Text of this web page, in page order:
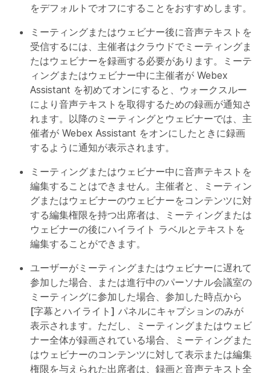
をデフォルトでオフにすることをおすすめします。
ミーティングまたはウェビナー後に音声テキストを
受信するには、主催者はクラウドでミーティングま
たはウェビナーを録画する必要があります。ミーテ
ィングまたはウェビナー中に主催者が Webex
Assistant を初めてオンにすると、ウォークスルー
により音声テキストを取得するための録画が通知さ
れます。以降のミーティングとウェビナーでは、主
催者が Webex Assistant をオンにしたときに録画
するように通知が表示されます。
ミーティングまたはウェビナー中に音声テキストを
編集することはできません。主催者と、ミーティン
グまたはウェビナーのウェビナーをコンテンツに対
する編集権限を持つ出席者は、ミーティングまたは
ウェビナーの後にハイライト ラベルとテキストを
編集することができます。
ユーザーがミーティングまたはウェビナーに遅れて
参加した場合、または進行中のパーソナル会議室の
ミーティングに参加した場合、参加した時点から
[字幕とハイライト] パネルにキャプションのみが
表示されます。ただし、ミーティングまたはウェビ
ナー全体が録画されている場合、ミーティングまた
はウェビナーのコンテンツに対して表示または編集
権限を与えられた出席者は、録画と音声テキスト全